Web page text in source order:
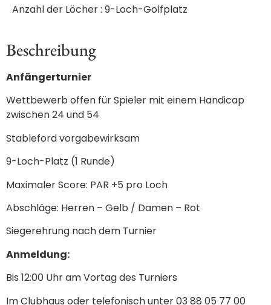
Anzahl der Löcher : 9-Loch-Golfplatz
Beschreibung
Anfängerturnier
Wettbewerb offen für Spieler mit einem Handicap
zwischen 24 und 54
Stableford vorgabewirksam
9-Loch-Platz (1 Runde)
Maximaler Score: PAR +5 pro Loch
Abschläge: Herren – Gelb / Damen – Rot
Siegerehrung nach dem Turnier
Anmeldung:
Bis 12:00 Uhr am Vortag des Turniers
Im Clubhaus oder telefonisch unter 03 88 05 77 00